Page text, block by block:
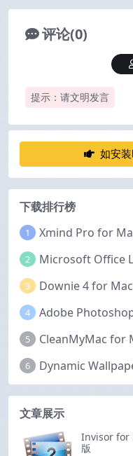
评论(0)
提示：请文明发言
如安
下载排行榜
1
2
3
4
5
6
文章展示
Invisor for
版